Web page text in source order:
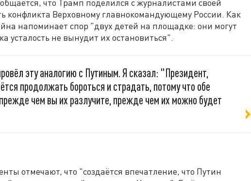
что Трамп поделился с журналистами своей
конфликта Верховному главнокомандующему России. Как
напоминает спор "двух детей на площадке: они могут
усталость не вынудит их остановиться".
эту аналогию с Путиным. Я сказал: "Президент,
продолжать бороться и страдать, потому что обе
чем вы их разлучите, прежде чем их можно будет
отмечают, что "создаётся впечатление, что Путин